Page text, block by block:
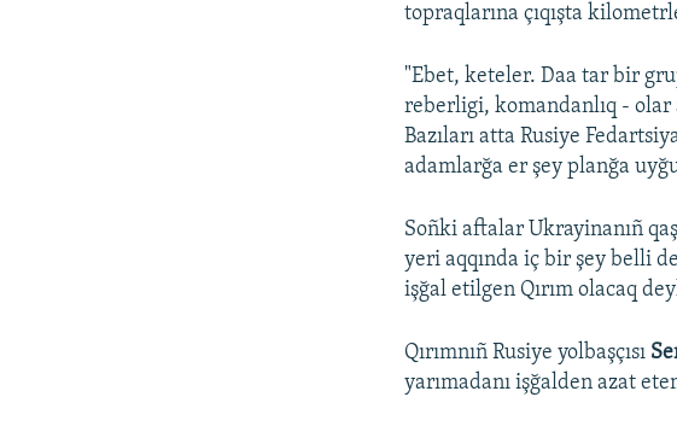
topraqlarına çıqışta
"Ebet, keteler. Daa tar bir
reberligi, komandanlıq - olar
Bazıları atta Rusiye
adamlarğa er şey planğa
Soñki aftalar Ukrayinanıñ
yeri aqqında iç bir şey belli
işğal etilgen Qırım olacaq
Qırımnıñ Rusiye yolbaşçısı
yarımadanı işğalden azat